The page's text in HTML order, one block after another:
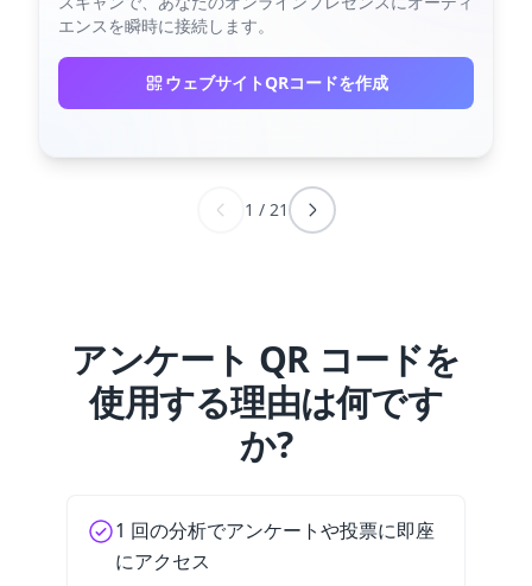
エンスを瞬時に接続します。
ウェブサイトQRコードを作成
1 / 21
アンケート QR コードを
使用する理由は何です
か?
1 回の分析でアンケートや投票に即座
にアクセス